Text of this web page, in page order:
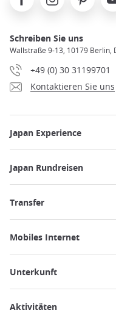
Schreiben Sie uns
Wallstraße 9-13, 10179 Berlin,
+49 (0) 30 31199701
Kontaktieren Sie uns
Japan Experience
Japan Rundreisen
Transfer
Mobiles Internet
Unterkunft
Aktivitäten